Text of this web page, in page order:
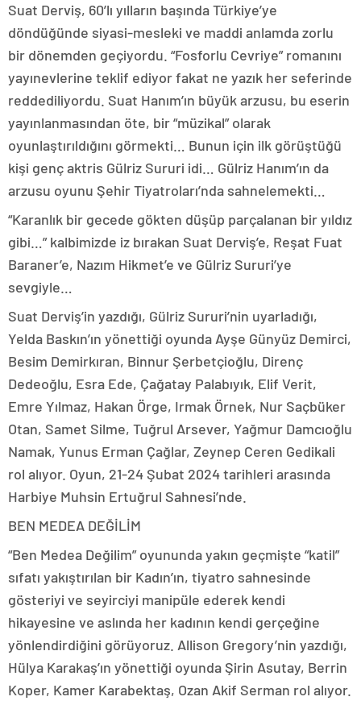
Suat Derviş, 60’lı yılların başında Türkiye’ye
döndüğünde siyasi-mesleki ve maddi anlamda zorlu
bir dönemden geçiyordu. “Fosforlu Cevriye” romanını
yayınevlerine teklif ediyor fakat ne yazık her seferinde
reddediliyordu. Suat Hanım’ın büyük arzusu, bu eserin
yayınlanmasından öte, bir “müzikal” olarak
oyunlaştırıldığını görmekti… Bunun için ilk görüştüğü
kişi genç aktris Gülriz Sururi idi… Gülriz Hanım’ın da
arzusu oyunu Şehir Tiyatroları’nda sahnelemekti…
“Karanlık bir gecede gökten düşüp parçalanan bir yıldız
gibi…” kalbimizde iz bırakan Suat Derviş’e, Reşat Fuat
Baraner’e, Nazım Hikmet’e ve Gülriz Sururi’ye
sevgiyle…
Suat Derviş’in yazdığı, Gülriz Sururi’nin uyarladığı,
Yelda Baskın’ın yönettiği oyunda Ayşe Günyüz Demirci,
Besim Demirkıran, Binnur Şerbetçioğlu, Direnç
Dedeoğlu, Esra Ede, Çağatay Palabıyık, Elif Verit,
Emre Yılmaz, Hakan Örge, Irmak Örnek, Nur Saçbüker
Otan, Samet Silme, Tuğrul Arsever, Yağmur Damcıoğlu
Namak, Yunus Erman Çağlar, Zeynep Ceren Gedikali
rol alıyor. Oyun, 21-24 Şubat 2024 tarihleri arasında
Harbiye Muhsin Ertuğrul Sahnesi’nde.
BEN MEDEA DEĞİLİM
“Ben Medea Değilim” oyununda yakın geçmişte “katil”
sıfatı yakıştırılan bir Kadın’ın, tiyatro sahnesinde
gösteriyi ve seyirciyi manipüle ederek kendi
hikayesine ve aslında her kadının kendi gerçeğine
yönlendirdiğini görüyoruz. Allison Gregory’nin yazdığı,
Hülya Karakaş’ın yönettiği oyunda Şirin Asutay, Berrin
Koper, Kamer Karabektaş, Ozan Akif Serman rol alıyor.